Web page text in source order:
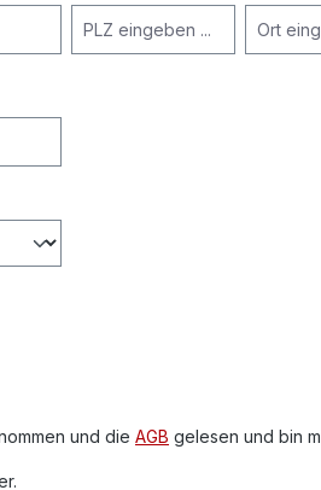
und die AGB gelesen und bin